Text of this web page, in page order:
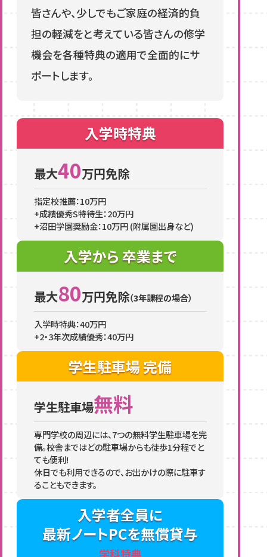
皆さんや、少しでもご家庭の経済的負
担の軽減をと考えている皆さんの修学
機会を各種特典の適用で全面的にサ
ポートします。
入学時特典
最大40万円免除
指定校推薦：10万円
+成績優秀S特待生：20万円
+沼田学園奨励金：10万円 (附属園出身など)
入学から 卒業まで
最大80万円免除（3年課程の場合）
入学時特典：40万円
+2・3年次成績優秀：40万円
学生駐車場 完備
学生駐車場無料
専門学校の周辺には、7つの無料学生駐車場を完
備。校舎まではどの駐車場からも徒歩1分程でと
ても便利!
休日でも利用できるので、お出かけの際に駐車す
ることもできます。
入学者全員に
最新ノートPCを無償貸与
学科特典